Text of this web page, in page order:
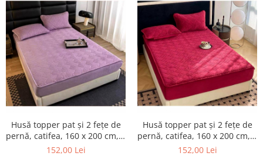
Husă topper pat și 2 fețe de
pernă, catifea, 160 x 200 cm, 3
piese, HPP72
152,00 Lei
Husă topper pat și 2 fețe de
pernă, catifea, 160 x 200 cm, 3
piese, HPP77
152,00 Lei